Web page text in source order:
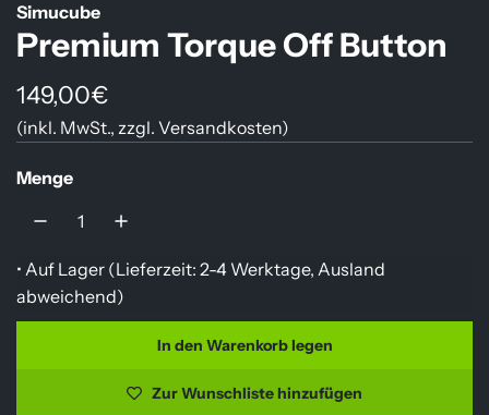
Simucube
Premium Torque Off Button
R
e
g
ä
r
149,00€
(inkl. MwSt., zzgl. Versandkosten)
Menge
• Auf Lager (Lieferzeit: 2-4 Werktage, Ausland
abweichend)
In den Warenkorb legen
L
d
Zur Wunschliste hinzufügen